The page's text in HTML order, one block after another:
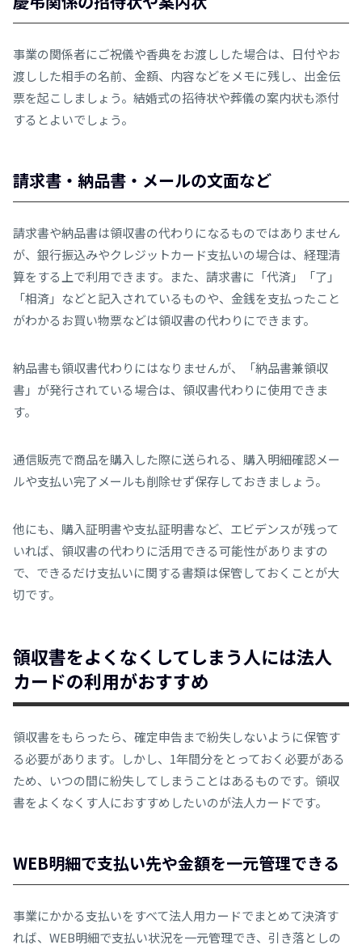
事業の関係者にご祝儀や香典をお渡しした場合は、日付やお
渡しした相手の名前、金額、内容などをメモに残し、出金伝
票を起こしましょう。結婚式の招待状や葬儀の案内状も添付
するとよいでしょう。
請求書・納品書・メールの文面など
請求書や納品書は領収書の代わりになるものではありません
が、銀行振込みやクレジットカード支払いの場合は、経理清
算をする上で利用できます。また、請求書に「代済」「了」
「相済」などと記入されているものや、金銭を支払ったこと
がわかるお買い物票などは領収書の代わりにできます。
納品書も領収書代わりにはなりませんが、「納品書兼領収
書」が発行されている場合は、領収書代わりに使用できま
す。
通信販売で商品を購入した際に送られる、購入明細確認メー
ルや支払い完了メールも削除せず保存しておきましょう。
他にも、購入証明書や支払証明書など、エビデンスが残って
いれば、領収書の代わりに活用できる可能性がありますの
で、できるだけ支払いに関する書類は保管しておくことが大
切です。
領収書をよくなくしてしまう人には法人
カードの利用がおすすめ
領収書をもらったら、確定申告まで紛失しないように保管す
る必要があります。しかし、1年間分をとっておく必要がある
ため、いつの間に紛失してしまうことはあるものです。領収
書をよくなくす人におすすめしたいのが法人カードです。
WEB明細で支払い先や金額を一元管理できる
事業にかかる支払いをすべて法人用カードでまとめて決済す
れば、WEB明細で支払い状況を一元管理でき、引き落としの